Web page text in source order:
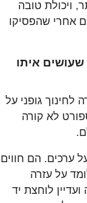
ויכולת טובה
אחרי שהפסיקו
איתו
גופני על
לא קורה
ערכים. הם חווים
על עזרה
לוחצת יד